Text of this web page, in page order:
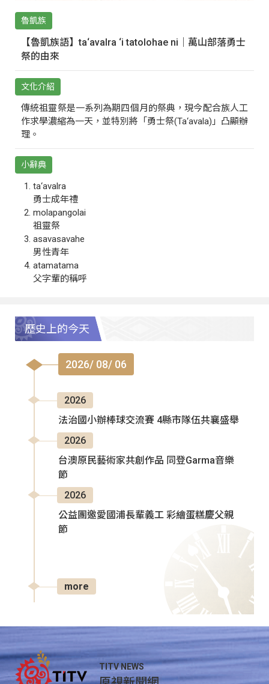
魯凱族
【魯凱族語】ta‘avalra ‘i tatolohae ni｜萬山部落勇士
祭的由來
文化介紹
傳統祖靈祭是一系列為期四個月的祭典，現今配合族人工
作求學濃縮為一天，並特別將「勇士祭(Ta‘avala)」凸顯辦
理。
小辭典
ta‘avalra
勇士成年禮
molapangolai
祖靈祭
asavasavahe
男性青年
atamatama
父字輩的稱呼
歷史上的今天
2026/ 08/ 06
2026
法治國小辦棒球交流賽 4縣市隊伍共襄盛舉
2026
台澳原民藝術家共創作品 同登Garma音樂
節
2026
公益團邀愛國浦長輩義工 彩繪蛋糕慶父親
節
more
TITV NEWS